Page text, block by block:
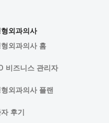
외과의사
외과의사 홈
비즈니스 관리자
외과의사 플랜
후기